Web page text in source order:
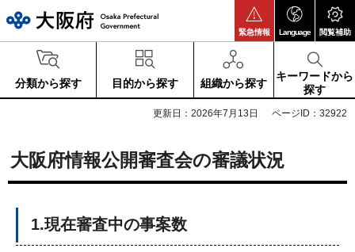
緊急情報 Language 閲覧補助
分類から探す 目的から探す 組織から探す
キーワードから
探す
更新日：2026年7月13日 ページID：32922
大阪府情報公開審査会の審議状況
1.現在審査中の事案数